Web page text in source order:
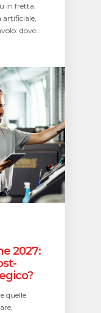
in fretta.
dove…
2027:
quelle